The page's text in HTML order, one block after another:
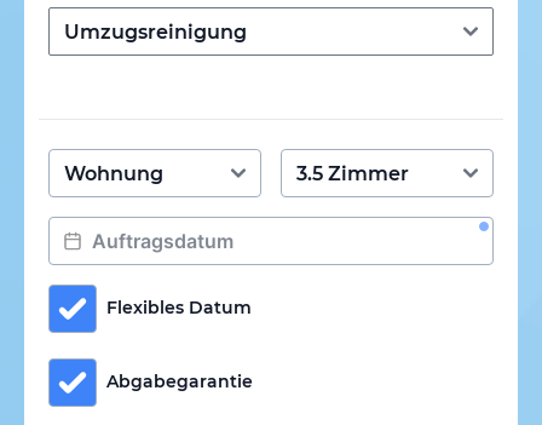
Flexibles Datum
Abgabegarantie